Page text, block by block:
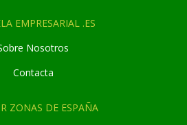
EMPRESARIAL .ES
Nosotros
Contacta
ZONAS DE ESPAÑA